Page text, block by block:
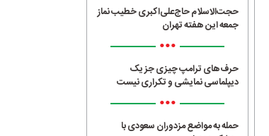
حجت‌الاسلام حاج‌علی‌اکبری خطیب نماز
جمعه این هفته تهران
•••
حرف‌های ترامپ چیزی جز یک
دیپلماسی نمایشی و تکراری نیست
•••
حمله به مواضع مزدوران سعودی با